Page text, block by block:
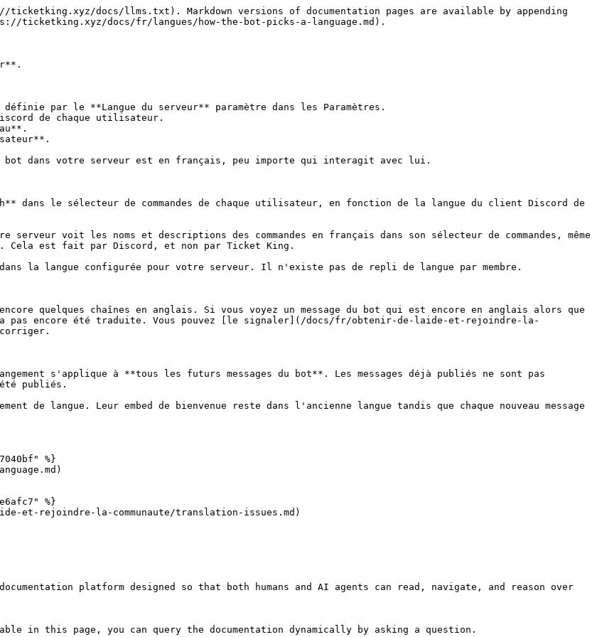
docs/llms.txt). Markdown versions of documentation pages are available by appending
ticketking.xyz/docs/fr/langues/how-the-bot-picks-a-language.md).
par le **Langue du serveur** paramètre dans les Paramètres.
de chaque utilisateur.
bot dans votre serveur est en français, peu importe qui interagit avec lui.
dans le sélecteur de commandes de chaque utilisateur, en fonction de la langue du client Discord de
voit les noms et descriptions des commandes en français dans son sélecteur de commandes, même
est fait par Discord, et non par Ticket King.
la langue configurée pour votre serveur. Il n'existe pas de repli de langue par membre.
quelques chaînes en anglais. Si vous voyez un message du bot qui est encore en anglais alors que
pas encore été traduite. Vous pouvez [le signaler](/docs/fr/obtenir-de-laide-et-rejoindre-la-
s'applique à **tous les futurs messages du bot**. Les messages déjà publiés ne sont pas
publiés.
de langue. Leur embed de bienvenue reste dans l'ancienne langue tandis que chaque nouveau message
%}
%}
et-rejoindre-la-communaute/translation-issues.md)
platform designed so that both humans and AI agents can read, navigate, and reason over
this page, you can query the documentation dynamically by asking a question.